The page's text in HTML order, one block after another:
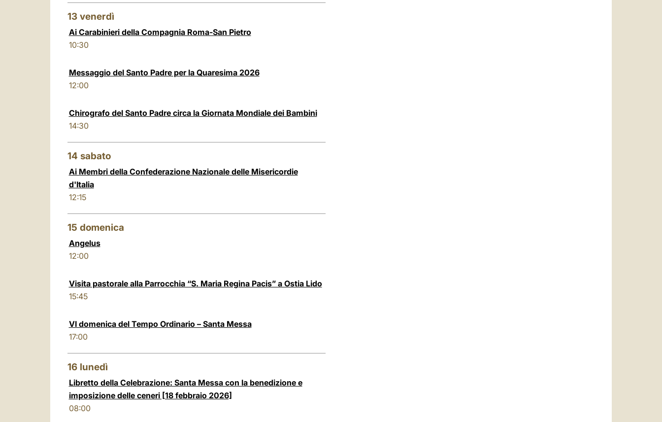
13 venerdì
Ai Carabinieri della Compagnia Roma-San Pietro
10:30
Messaggio del Santo Padre per la Quaresima 2026
12:00
Chirografo del Santo Padre circa la Giornata Mondiale dei Bambini
14:30
14 sabato
Ai Membri della Confederazione Nazionale delle Misericordie
d'Italia
12:15
15 domenica
Angelus
12:00
Visita pastorale alla Parrocchia “S. Maria Regina Pacis” a Ostia Lido
15:45
VI domenica del Tempo Ordinario – Santa Messa
17:00
16 lunedì
Libretto della Celebrazione: Santa Messa con la benedizione e
imposizione delle ceneri [18 febbraio 2026]
08:00